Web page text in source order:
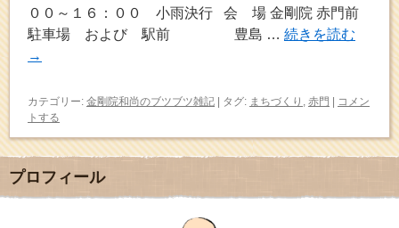
００～１６：００ 小雨決行 会 場 金剛院 赤門前
駐車場 および 駅前 豊島 … 続きを読む
→
カテゴリー: 金剛院和尚のブツブツ雑記 | タグ: まちづくり 赤門 | コメン
トする
プロフィール